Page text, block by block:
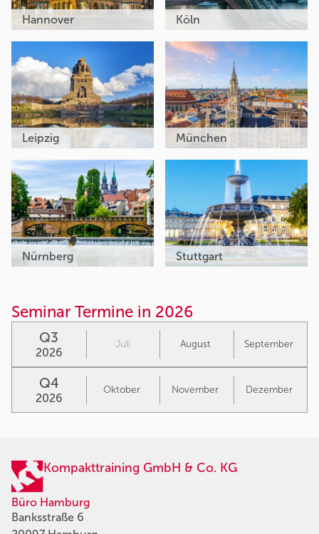
Hannover Köln
Leipzig München
Nürnberg Stuttgart
Seminar Termine in 2026
Q3
2026
Juli August September
Q4
2026
Oktober November Dezember
Kompakttraining GmbH & Co. KG
Büro Hamburg
Banksstraße 6